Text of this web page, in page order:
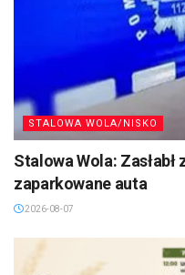
STALOWA WOLA/NISKO
Stalowa Wola:
zaparkowane auta
2026-08-07